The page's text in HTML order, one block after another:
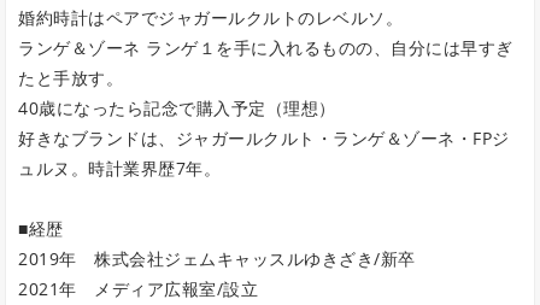
婚約時計はペアでジャガールクルトのレベルソ。
ランゲ＆ゾーネ ランゲ１を手に入れるものの、自分には早すぎ
たと手放す。
40歳になったら記念で購入予定（理想）
好きなブランドは、ジャガールクルト・ランゲ＆ゾーネ・FPジ
ュルヌ。時計業界歴7年。
■経歴
2019年 株式会社ジェムキャッスルゆきざき/新卒
2021年 メディア広報室/設立